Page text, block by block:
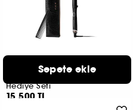
Chronos Curve Conıcal
Hediye Seti
15.500 TL
Sepete ekle